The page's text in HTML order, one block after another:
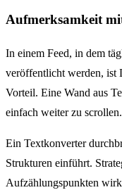
Aufmerksamkeit
In einem Feed, in dem
veröffentlicht werden, ist
Vorteil. Eine Wand aus
einfach weiter zu scrollen.
Ein Textkonverter
Strukturen einführt.
Aufzählungspunkten